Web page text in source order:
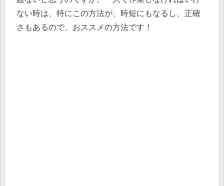
ない時は、特にこの方法が、時短にもなるし、正確
さもあるので、おススメの方法です！